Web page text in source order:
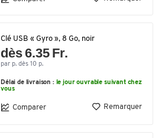
Clé USB « Gyro », 8 Go, noir
dès 6.35 Fr.
par p. dès 10 p.
Délai de livraison : le jour ouvrable suivant chez
vous
Comparer Remarquer